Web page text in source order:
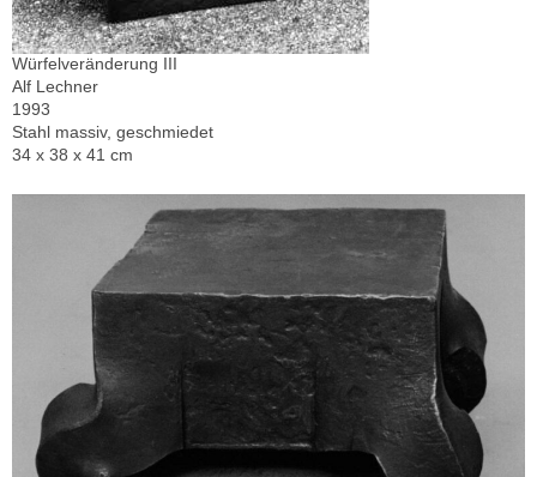
Würfelveränderung III
Alf Lechner
1993
Stahl massiv, geschmiedet
34 x 38 x 41 cm